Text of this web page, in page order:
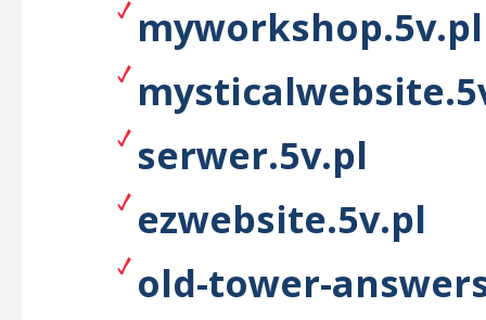
myworkshop.5v.pl
serwer.5v.pl
ezwebsite.5v.pl
old-tower-